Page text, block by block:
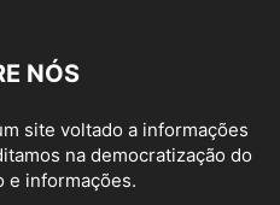
NÓS
site voltado a informações
na democratização do
e informações.